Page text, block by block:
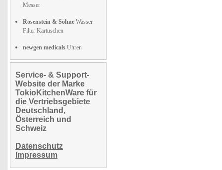
Messer
Rosenstein & Söhne Wasser
Filter Kartuschen
newgen medicals Uhren
Service- & Support-
Website der Marke
TokioKitchenWare für
die Vertriebsgebiete
Deutschland,
Österreich und
Schweiz
Datenschutz
Impressum